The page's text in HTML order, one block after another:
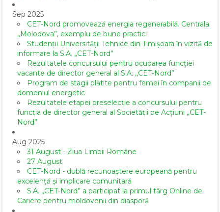
Sep 2025
CET-Nord promovează energia regenerabilă. Centrala
„Molodova”, exemplu de bune practici
Studenții Universității Tehnice din Timișoara în vizită de
informare la S.A. „CET-Nord”
Rezultatele concursului pentru ocuparea funcției
vacante de director general al S.A. ,,CET-Nord”
Program de stagii plătite pentru femei în companii de
domeniul energetic
Rezultatele etapei preselecție a concursului pentru
funcția de director general al Societăţii pe Acţiuni „CET-
Nord”
Aug 2025
31 August - Ziua Limbii Române
27 August
CET-Nord - dublă recunoaștere europeană pentru
excelență și implicare comunitară
S.A. „CET-Nord” a participat la primul târg Online de
Cariere pentru moldovenii din diasporă